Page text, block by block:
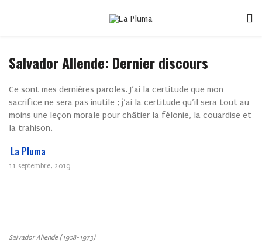
Salvador Allende: Dernier discours
Ce sont mes dernières paroles. J’ai la certitude que mon
sacrifice ne sera pas inutile ; j’ai la certitude qu’il sera tout au
moins une leçon morale pour châtier la félonie, la couardise et
la trahison.
La Pluma
11 septembre, 2019
Salvador Allende (1908-1973)